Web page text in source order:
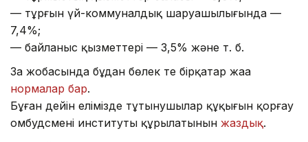
— тұрғын үй-коммуналдық шаруашылығында —
7,4%;
— байланыс қызметтері — 3,5% және т. б.
Заң жобасында бұдан бөлек те бірқатар жаңа
нормалар бар.
Бұған дейін елімізде тұтынушылар құқығын қорғау
омбудсмені институты құрылатынын жаздық.